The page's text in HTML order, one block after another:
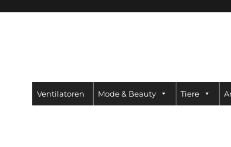
Ventilatoren Mode & Beauty Tiere